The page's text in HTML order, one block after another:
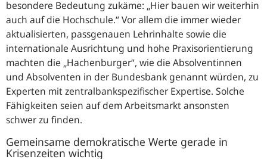
besondere Bedeutung zukäme: „Hier bauen wir weiterhin
auch auf die Hochschule.“ Vor allem die immer wieder
aktualisierten, passgenauen Lehrinhalte sowie die
internationale Ausrichtung und hohe Praxisorientierung
machten die „Hachenburger“, wie die Absolventinnen
und Absolventen in der Bundesbank genannt würden, zu
Experten mit zentralbankspezifischer Expertise. Solche
Fähigkeiten seien auf dem Arbeitsmarkt ansonsten
schwer zu finden.
Gemeinsame demokratische Werte gerade in
Krisenzeiten wichtig